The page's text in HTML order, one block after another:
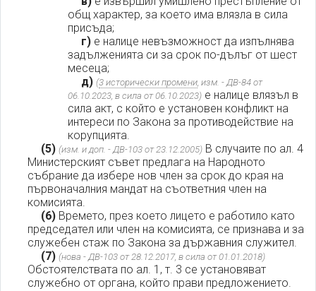
общ характер, за което има влязла в сила
присъда;
г)е налице невъзможност да изпълнява
задълженията си за срок по-дълъг от шест
месеца;
д) (3 исторически промени, изм. - ДВ-84 от
06.10.2023, в сила от 06.10.2023) е налице влязъл в
сила акт, с който е установен конфликт на
интереси по Закона за противодействие на
корупцията.
(5) (изм. и доп. - ДВ-103 от 23.12.2005) В случаите по ал. 4
Министерският съвет предлага на Народното
събрание да избере нов член за срок до края на
първоначалния мандат на съответния член на
комисията.
(6) Времето, през което лицето е работило като
председател или член на комисията, се признава и за
служебен стаж по Закона за държавния служител.
(7) (нова - ДВ-103 от 28.12.2017, в сила от 01.01.2018)
Обстоятелствата по ал. 1, т. 3 се установяват
служебно от органа, който прави предложението.